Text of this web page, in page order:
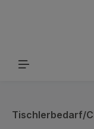
Tischlerbedarf/